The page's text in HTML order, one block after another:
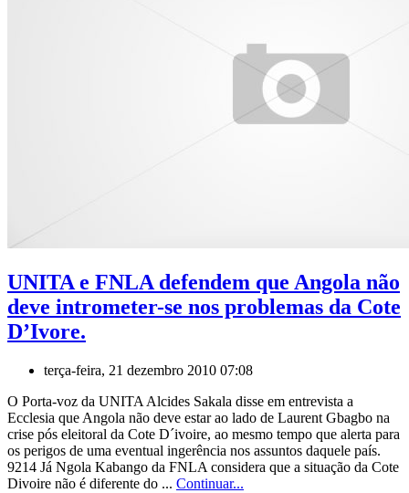
UNITA e FNLA defendem que Angola não
deve intrometer-se nos problemas da Cote
D’Ivore.
terça-feira, 21 dezembro 2010 07:08
O Porta-voz da UNITA Alcides Sakala disse em entrevista a
Ecclesia que Angola não deve estar ao lado de Laurent Gbagbo na
crise pós eleitoral da Cote D´ivoire, ao mesmo tempo que alerta para
os perigos de uma eventual ingerência nos assuntos daquele país.
9214 Já Ngola Kabango da FNLA considera que a situação da Cote
Divoire não é diferente do ... Continuar...